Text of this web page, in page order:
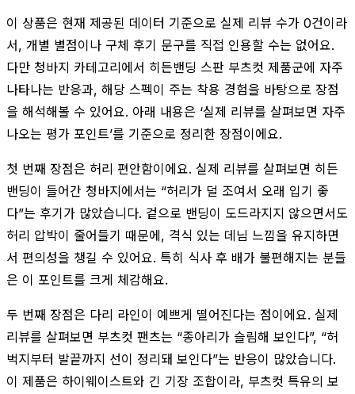
이 상품은 현재 제공된 데이터 기준으로 실제 리뷰 수가 0건이라
서, 개별 별점이나 구체 후기 문구를 직접 인용할 수는 없어요.
다만 청바지 카테고리에서 히든밴딩 스판 부츠컷 제품군에 자주
나타나는 반응과, 해당 스펙이 주는 착용 경험을 바탕으로 장점
을 해석해볼 수 있어요. 아래 내용은 ‘실제 리뷰를 살펴보면 자주
나오는 평가 포인트’를 기준으로 정리한 장점이에요.
첫 번째 장점은 허리 편안함이에요. 실제 리뷰를 살펴보면 히든
밴딩이 들어간 청바지에서는 “허리가 덜 조여서 오래 입기 좋
다”는 후기가 많았습니다. 겉으로 밴딩이 도드라지지 않으면서도
허리 압박이 줄어들기 때문에, 격식 있는 데님 느낌을 유지하면
서 편의성을 챙길 수 있어요. 특히 식사 후 배가 불편해지는 분들
은 이 포인트를 크게 체감해요.
두 번째 장점은 다리 라인이 예쁘게 떨어진다는 점이에요. 실제
리뷰를 살펴보면 부츠컷 팬츠는 “종아리가 슬림해 보인다”, “허
벅지부터 발끝까지 선이 정리돼 보인다”는 반응이 많았습니다.
이 제품은 하이웨이스트와 긴 기장 조합이라, 부츠컷 특유의 보